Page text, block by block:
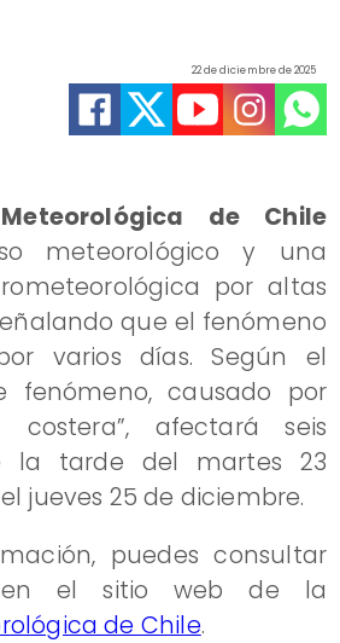
22 de diciembre de 2025
de Chile
meteorológico y una
por altas
que el fenómeno
varios días. Según el
fenómeno, causado por
costera”, afectará seis
la tarde del martes 23
jueves 25 de diciembre.
puedes consultar
en el sitio web de la
de Chile.